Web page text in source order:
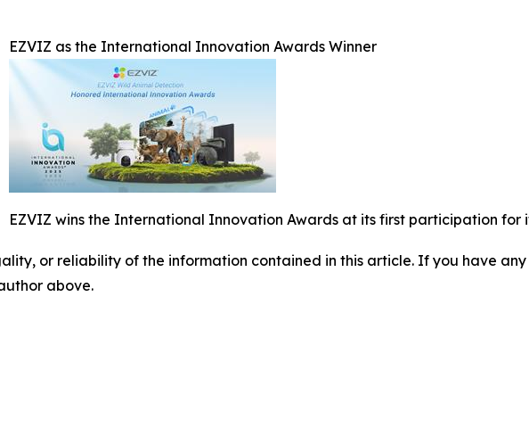
EZVIZ as the International Innovation Awards Winner
EZVIZ wins the International Innovation Awards at its first participation
or reliability of the information contained in this article. If you have
above.